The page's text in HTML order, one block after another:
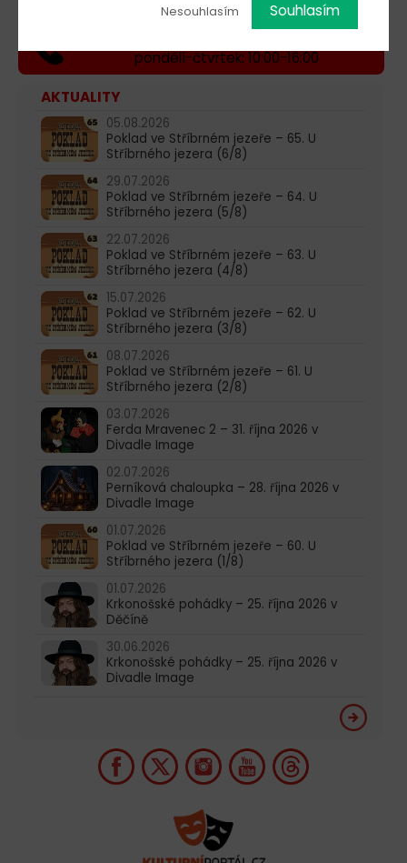
603 805 271
pondělí-čtvrtek: 10:00-16:00
AKTUALITY
05.08.2026
Poklad ve Stříbrném jezeře – 65. U
Stříbrného jezera (6/8)
29.07.2026
Poklad ve Stříbrném jezeře – 64. U
Stříbrného jezera (5/8)
22.07.2026
Poklad ve Stříbrném jezeře – 63. U
Stříbrného jezera (4/8)
15.07.2026
Poklad ve Stříbrném jezeře – 62. U
Stříbrného jezera (3/8)
08.07.2026
Poklad ve Stříbrném jezeře – 61. U
Stříbrného jezera (2/8)
03.07.2026
Ferda Mravenec 2 – 31. října 2026 v
Divadle Image
02.07.2026
Perníková chaloupka – 28. října 2026 v
Divadle Image
01.07.2026
Poklad ve Stříbrném jezeře – 60. U
Stříbrného jezera (1/8)
01.07.2026
Krkonošské pohádky – 25. října 2026 v
Děčíně
30.06.2026
Krkonošské pohádky – 25. října 2026 v
Divadle Image
Nesouhlasím Souhlasím